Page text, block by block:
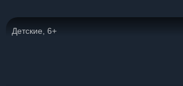
Детские, 6+